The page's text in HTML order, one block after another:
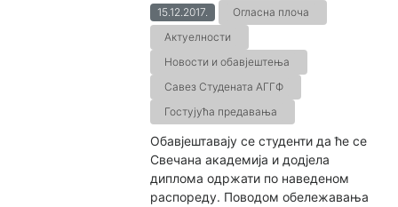
15.12.2017.
Огласна плоча
Актуелности
Новости и обавјештења
Савез Студената АГГФ
Гостујућа предавања
Обавјештавају се студенти да ће се
Свечана академија и додјела
диплома одржати по наведеном
распореду. Поводом обележавања